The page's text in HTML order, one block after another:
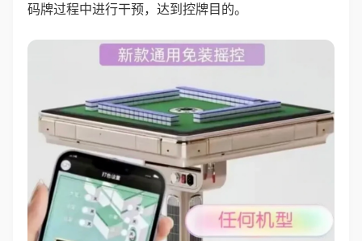
码牌过程中进行干预，达到控牌目的。